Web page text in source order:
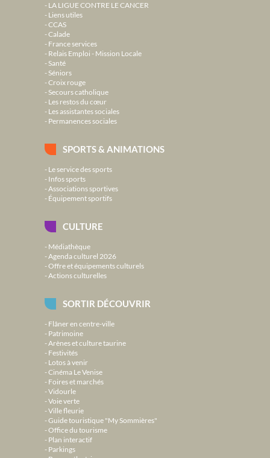
LA LIGUE CONTRE LE CANCER
Liens utiles
CCAS
Calade
France services
Relais Emploi - Mission Locale
Santé
Séniors
Croix rouge
Secours catholique
Les restos du cœur
Les assistantes sociales
Permanences sociales
SPORTS & ANIMATIONS
Le service des sports
Infos sports
Associations sportives
Équipement sportifs
CULTURE
Médiathèque
Agenda culturel 2026
Offre et équipements culturels
Actions culturelles
SORTIR DÉCOUVRIR
Flâner en centre-ville
Patrimoine
Arènes et culture taurine
Festivités
Lotos à venir
Cinéma Le Venise
Foires et marchés
Vidourle
Voie verte
Ville fleurie
Guide touristique "My Sommières"
Office du tourisme
Plan interactif
Parkings